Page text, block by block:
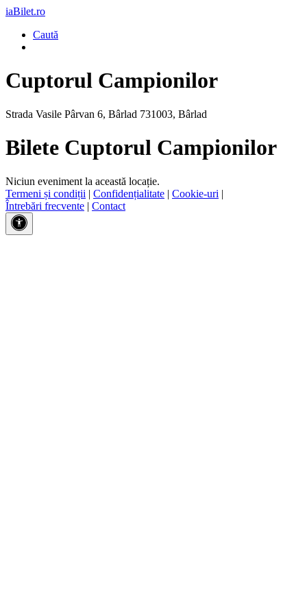
iaBilet.ro
Caută
Cuptorul Campionilor
Strada Vasile Pârvan 6, Bârlad 731003, Bârlad
Bilete Cuptorul Campionilor
Niciun eveniment la această locație.
Termeni și condiții | Confidențialitate | Cookie-uri |
Întrebări frecvente | Contact